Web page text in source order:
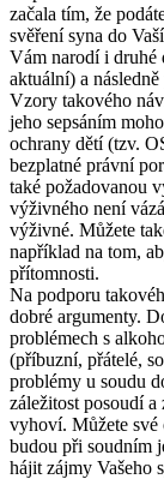
začala tím, že
svěření syna do
Vám narodí i druhé
aktuální) a
Vzory takového
jeho sepsáním
ochrany dětí (tzv.
bezplatné právní
také požadovanou
výživného není
výživné. Můžete
například na tom,
přítomnosti.
Na podporu
dobré argumenty.
problémech s
(příbuzní, přátelé,
problémy u soudu
záležitost posoudí
vyhoví. Můžete
budou při soudním
hájit zájmy Vašeho